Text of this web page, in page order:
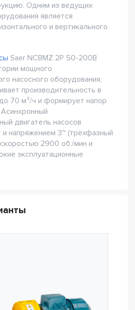
Одним из ведущих
является
и вертикального
Saer NCBMZ 2P 50-200B
мощного
насосного оборудования,
производительность в
70 м³/ч и формирует напор
двигатель насосов
и напряжением 3~ (трёхфазный
2900 об./мин и
эксплуатационные